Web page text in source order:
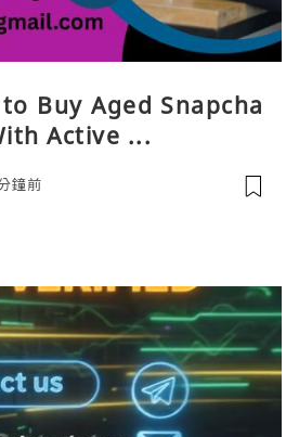
Buy Aged Snapcha
Active ...
鐘前